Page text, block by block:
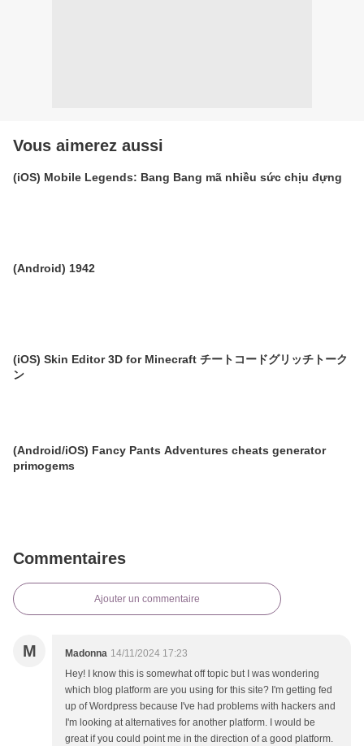
Vous aimerez aussi
(iOS) Mobile Legends: Bang Bang mã nhiều sức chịu đựng
(Android) 1942
(iOS) Skin Editor 3D for Minecraft チートコードグリッチトーク
ン
(Android/iOS) Fancy Pants Adventures cheats generator
primogems
Commentaires
Ajouter un commentaire
M Madonna 14/11/2024 17:23
Hey! I know this is somewhat off topic but I was wondering
which blog platform are you using for this site? I'm getting fed
up of Wordpress because I've had problems with hackers and
I'm looking at alternatives for another platform. I would be
great if you could point me in the direction of a good platform.